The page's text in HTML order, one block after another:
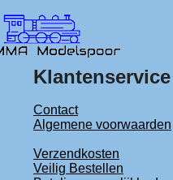
Klantenservice
Contact
Algemene voorwaarden
Verzendkosten
Veilig Bestellen